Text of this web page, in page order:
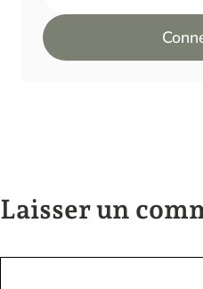
Laisser un